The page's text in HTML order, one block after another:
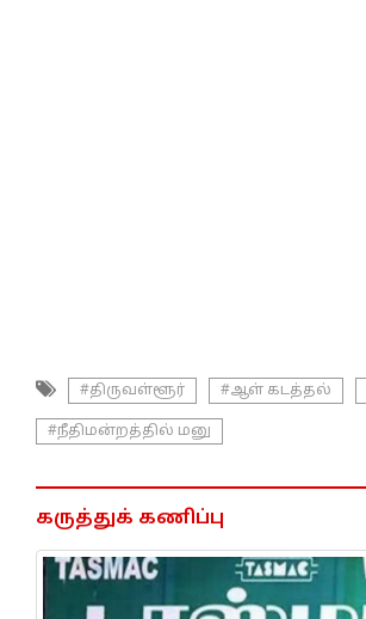
#திருவள்ளூர் #ஆள் கடத்தல்
#நீதிமன்றத்தில் மனு
கருத்துக் கணிப்பு